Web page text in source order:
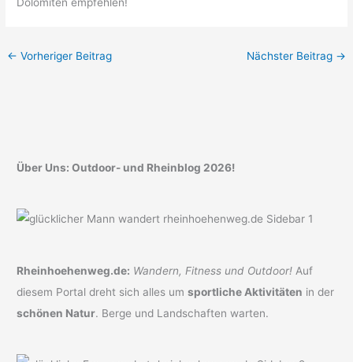
← Vorheriger Beitrag Nächster Beitrag →
Über Uns: Outdoor- und Rheinblog 2026!
Rheinhoehenweg.de: Wandern, Fitness und Outdoor! Auf
diesem Portal dreht sich alles umsportliche Aktivitäten in der
schönen Natur. Berge und Landschaften warten.